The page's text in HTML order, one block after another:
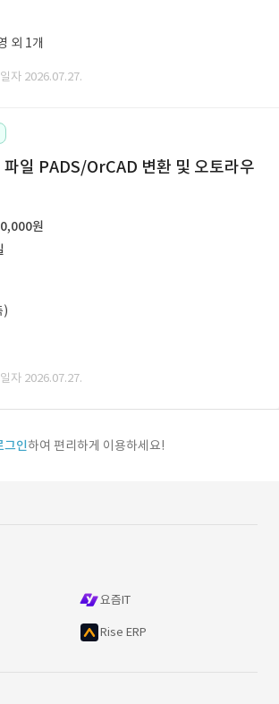
외 1개
자 2026.07.27.
일 PADS/OrCAD 변환 및 오토라우
원
)
자 2026.07.27.
그인하여 편리하게 이용하세요!
요즘IT
Rise ERP